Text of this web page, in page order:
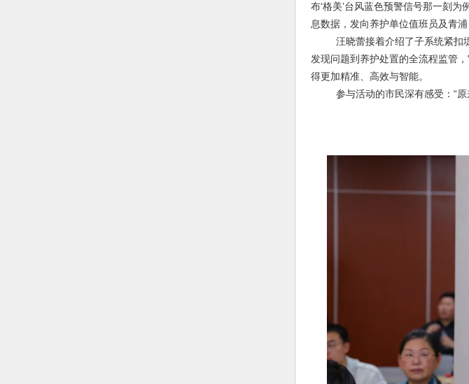
布‘格美’台风蓝色预警信号那一刻
息数据，发向养护单位值班员及青
汪晓蕾接着介绍了子系统紧扣堤
发现问题到养护处置的全流程监管
得更加精准、高效与智能。
参与活动的市民深有感受：“原